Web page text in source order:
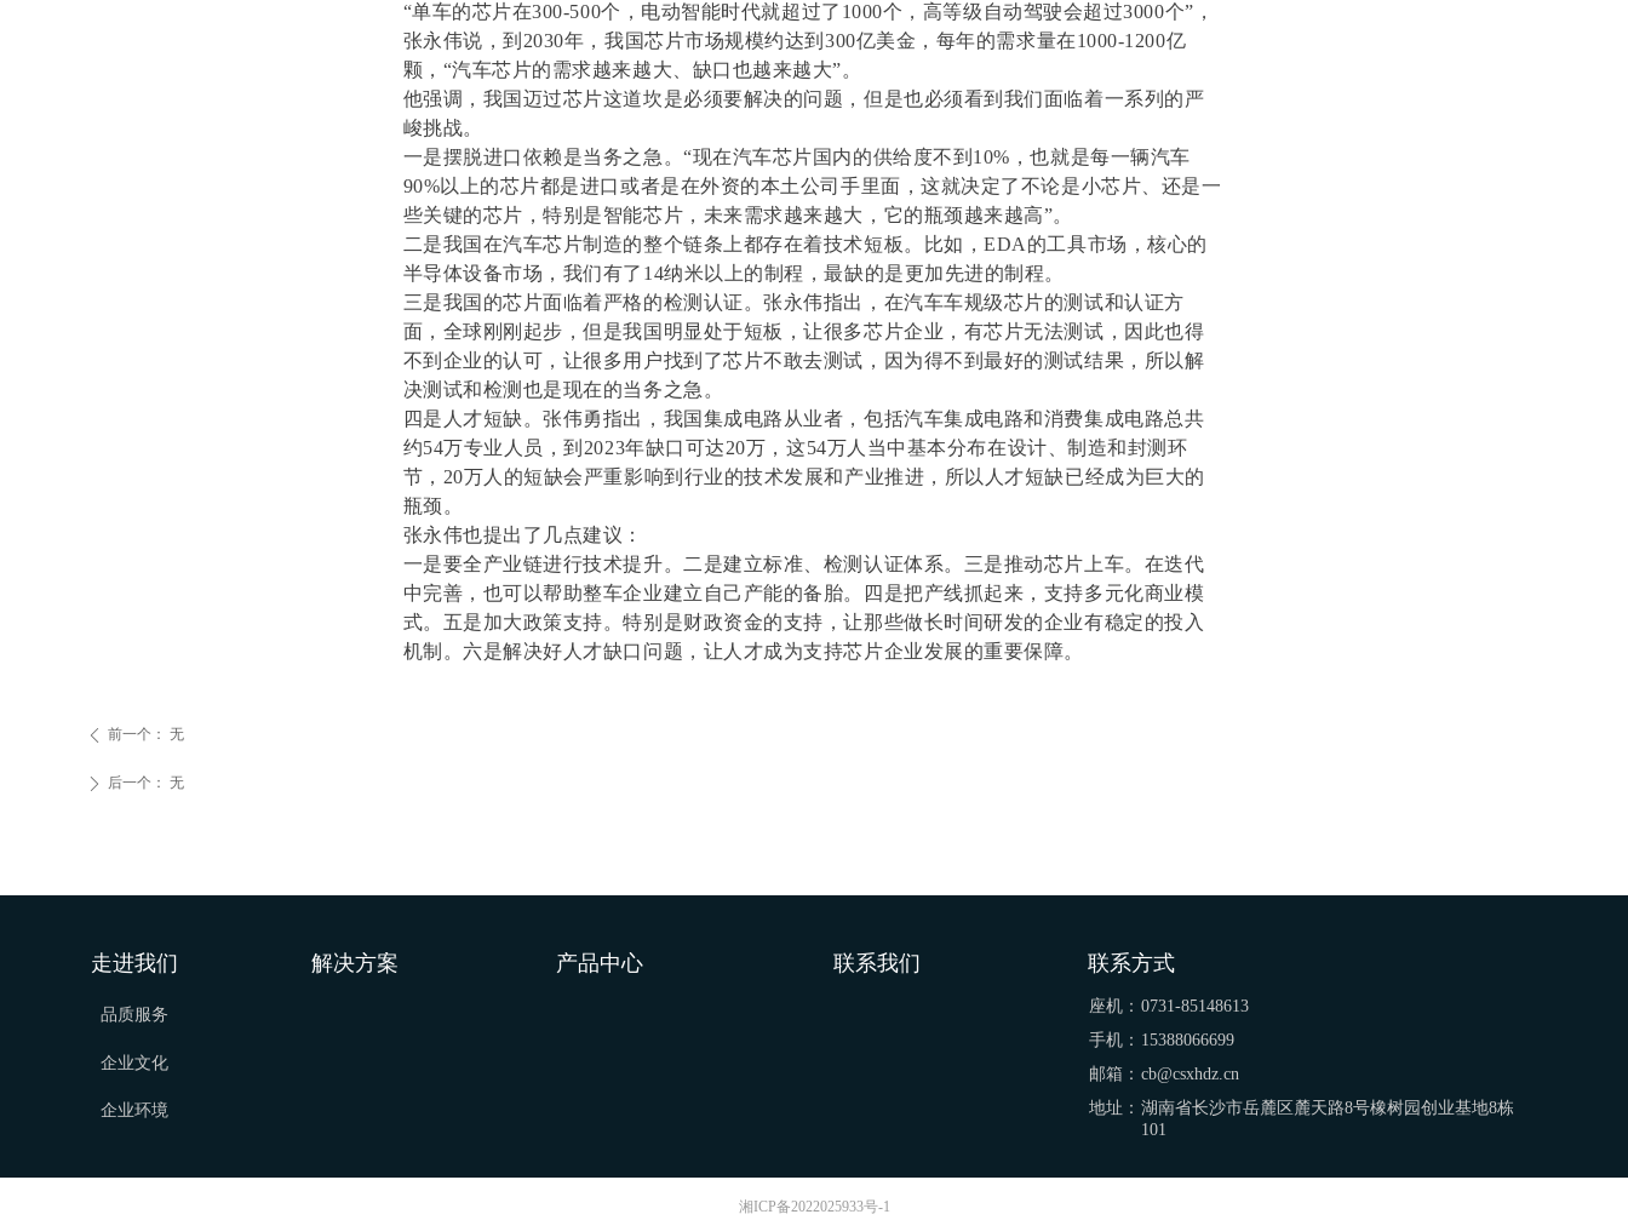
“单车的芯片在300-500个，电动智能时代就超过了1000个，高等级自动驾驶会超过3000个”，
张永伟说，到2030年，我国芯片市场规模约达到300亿美金，每年的需求量在1000-1200亿
颗，“汽车芯片的需求越来越大、缺口也越来越大”。
他强调，我国迈过芯片这道坎是必须要解决的问题，但是也必须看到我们面临着一系列的严
峻挑战。
一是摆脱进口依赖是当务之急。“现在汽车芯片国内的供给度不到10%，也就是每一辆汽车
90%以上的芯片都是进口或者是在外资的本土公司手里面，这就决定了不论是小芯片、还是一
些关键的芯片，特别是智能芯片，未来需求越来越大，它的瓶颈越来越高”。
二是我国在汽车芯片制造的整个链条上都存在着技术短板。比如，EDA的工具市场，核心的
半导体设备市场，我们有了14纳米以上的制程，最缺的是更加先进的制程。
三是我国的芯片面临着严格的检测认证。张永伟指出，在汽车车规级芯片的测试和认证方
面，全球刚刚起步，但是我国明显处于短板，让很多芯片企业，有芯片无法测试，因此也得
不到企业的认可，让很多用户找到了芯片不敢去测试，因为得不到最好的测试结果，所以解
决测试和检测也是现在的当务之急。
四是人才短缺。张伟勇指出，我国集成电路从业者，包括汽车集成电路和消费集成电路总共
约54万专业人员，到2023年缺口可达20万，这54万人当中基本分布在设计、制造和封测环
节，20万人的短缺会严重影响到行业的技术发展和产业推进，所以人才短缺已经成为巨大的
瓶颈。
张永伟也提出了几点建议：
一是要全产业链进行技术提升。二是建立标准、检测认证体系。三是推动芯片上车。在迭代
中完善，也可以帮助整车企业建立自己产能的备胎。四是把产线抓起来，支持多元化商业模
式。五是加大政策支持。特别是财政资金的支持，让那些做长时间研发的企业有稳定的投入
机制。六是解决好人才缺口问题，让人才成为支持芯片企业发展的重要保障。
ꄴ 前一个： 无
ꄲ 后一个： 无
走进我们
品质服务
企业文化
企业环境
解决方案 产品中心 联系我们 联系方式
座机： 0731-85148613
手机： 15388066699
邮箱： cb@csxhdz.cn
地址： 湖南省长沙市岳麓区麓天路8号橡树园创业基地8栋
101
湘ICP备2022025933号-1